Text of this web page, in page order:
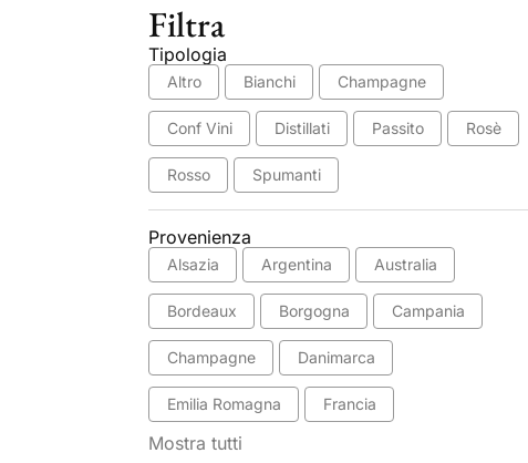
Filtra
Tipologia
Altro Bianchi Champagne
Conf Vini Distillati Passito Rosè
Rosso Spumanti
Provenienza
Alsazia Argentina Australia
Bordeaux Borgogna Campania
Champagne Danimarca
Emilia Romagna Francia
Mostra tutti